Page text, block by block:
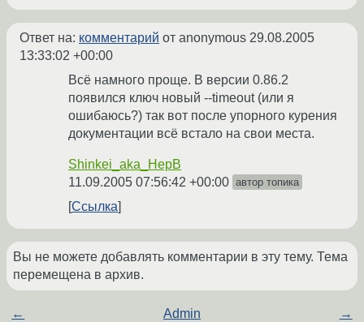
Ответ на: комментарий от anonymous 29.08.2005
13:33:02 +00:00
Всё намного проще. В версии 0.86.2
появился ключ новый --timeout (или я
ошибаюсь?) так вот после упорного курения
документации всё встало на свои места.
Shinkei_aka_HepB
11.09.2005 07:56:42 +00:00 автор топика
Ссылка
Вы не можете добавлять комментарии в эту тему. Тема
перемещена в архив.
← Admin →